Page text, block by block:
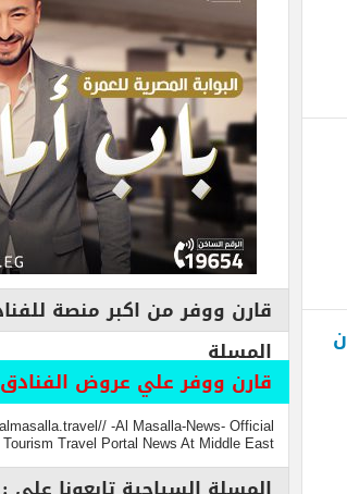
قارن ووفر من اكبر منصة للفنادق مع
المسلة
قارن ووفر علي عروض الفنادق الرخيصة
https://almasalla.travel// -Al Masalla-News- Official
Tourism Travel Portal News At Middle East